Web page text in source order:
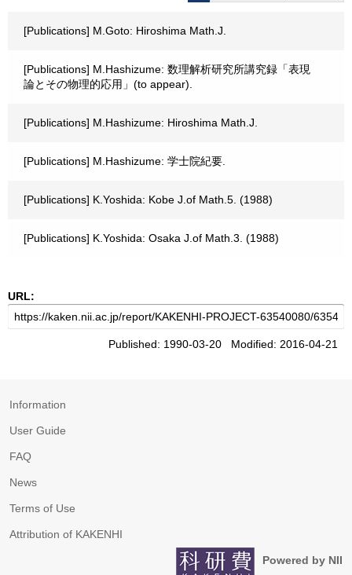
[Publications] M.Goto: Hiroshima Math.J.
[Publications] M.Hashizume: 数理解析研究所講究録「表現
論とその物理的応用」(to appear).
[Publications] M.Hashizume: Hiroshima Math.J.
[Publications] M.Hashizume: 学士院紀要.
[Publications] K.Yoshida: Kobe J.of Math.5. (1988)
[Publications] K.Yoshida: Osaka J.of Math.3. (1988)
URL:
Published: 1990-03-20 Modified: 2016-04-21
Information
User Guide
FAQ
News
Terms of Use
Attribution of KAKENHI
Powered by NII